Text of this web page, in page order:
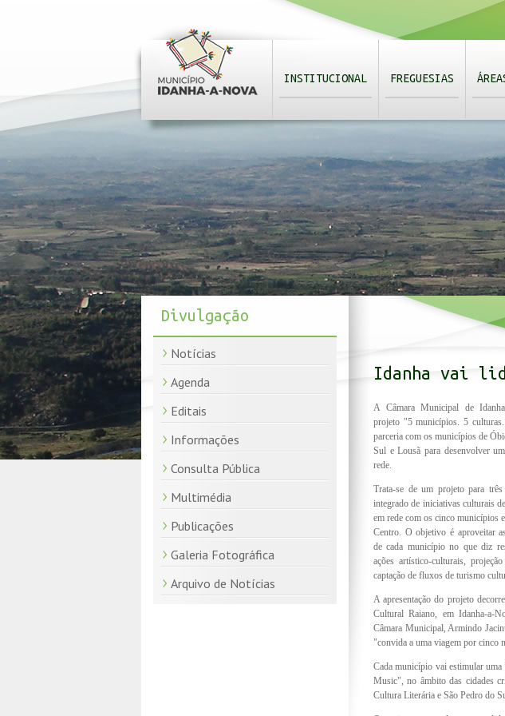
INSTITUCIONAL FREGUESIAS
Divulgação
Notícias
Agenda
Editais
Informações
Consulta Pública
Multimédia
Publicações
Galeria Fotográfica
Arquivo de Notícias
Idanha vai
A Câmara Municipal de
projeto "5 municípios. 5
parceria com os municípios de
Sul e Lousã para desenvolver
rede.
Trata-se de um projeto para
integrado de iniciativas culturais
em rede com os cinco municípios
Centro. O objetivo é aproveitar
de cada município no que diz
ações artístico-culturais,
captação de fluxos de turismo
A apresentação do projeto
Cultural Raiano, em Idanha-a-
Câmara Municipal, Armindo
"convida a uma viagem por cinco
Cada município vai estimular
Music", no âmbito das cidades
Cultura Literária e São Pedro do